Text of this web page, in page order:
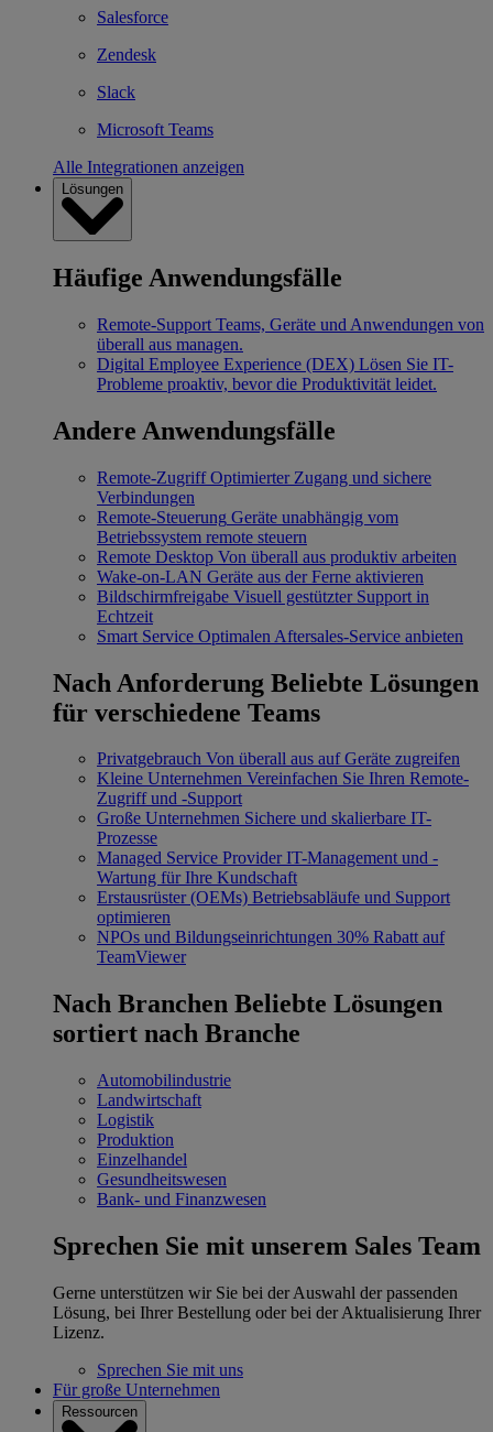
Salesforce
Zendesk
Slack
Microsoft Teams
Alle Integrationen anzeigen
Lösungen
Häufige Anwendungsfälle
Remote-Support Teams, Geräte und Anwendungen von
überall aus managen.
Digital Employee Experience (DEX) Lösen Sie IT-
Probleme proaktiv, bevor die Produktivität leidet.
Andere Anwendungsfälle
Remote-Zugriff Optimierter Zugang und sichere
Verbindungen
Remote-Steuerung Geräte unabhängig vom
Betriebssystem remote steuern
Remote Desktop Von überall aus produktiv arbeiten
Wake-on-LAN Geräte aus der Ferne aktivieren
Bildschirmfreigabe Visuell gestützter Support in
Echtzeit
Smart Service Optimalen Aftersales-Service anbieten
Nach Anforderung Beliebte Lösungen
für verschiedene Teams
Privatgebrauch Von überall aus auf Geräte zugreifen
Kleine Unternehmen Vereinfachen Sie Ihren Remote-
Zugriff und -Support
Große Unternehmen Sichere und skalierbare IT-
Prozesse
Managed Service Provider IT-Management und -
Wartung für Ihre Kundschaft
Erstausrüster (OEMs) Betriebsabläufe und Support
optimieren
NPOs und Bildungseinrichtungen 30% Rabatt auf
TeamViewer
Nach Branchen Beliebte Lösungen
sortiert nach Branche
Automobilindustrie
Landwirtschaft
Logistik
Produktion
Einzelhandel
Gesundheitswesen
Bank- und Finanzwesen
Sprechen Sie mit unserem Sales Team
Gerne unterstützen wir Sie bei der Auswahl der passenden
Lösung, bei Ihrer Bestellung oder bei der Aktualisierung Ihrer
Lizenz.
Sprechen Sie mit uns
Für große Unternehmen
Ressourcen